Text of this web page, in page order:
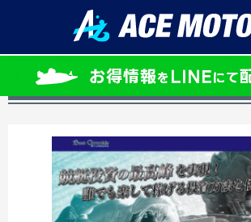
競艇予想サイト「ボートクロニクル」
競艇予想サイト「ボートクロニ
ミ・評判は？